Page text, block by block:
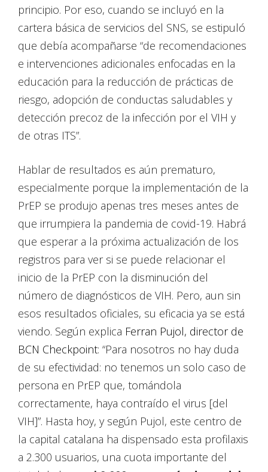
principio. Por eso, cuando se incluyó en la
cartera básica de servicios del SNS, se estipuló
que debía acompañarse “de recomendaciones
e intervenciones adicionales enfocadas en la
educación para la reducción de prácticas de
riesgo, adopción de conductas saludables y
detección precoz de la infección por el VIH y
de otras ITS”.
Hablar de resultados es aún prematuro,
especialmente porque la implementación de la
PrEP se produjo apenas tres meses antes de
que irrumpiera la pandemia de covid-19. Habrá
que esperar a la próxima actualización de los
registros para ver si se puede relacionar el
inicio de la PrEP con la disminución del
número de diagnósticos de VIH. Pero, aun sin
esos resultados oficiales, su eficacia ya se está
viendo. Según explica Ferran Pujol, director de
BCN Checkpoint: “Para nosotros no hay duda
de su efectividad: no tenemos un solo caso de
persona en PrEP que, tomándola
correctamente, haya contraído el virus [del
VIH]”. Hasta hoy, y según Pujol, este centro de
la capital catalana ha dispensado esta profilaxis
a 2.300 usuarios, una cuota importante del